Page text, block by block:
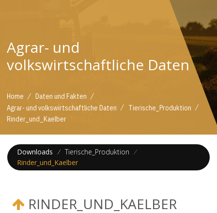
Agrar- und
volkswirtschaftliche Daten
Home / Daten und Fakten /
Agrar- und volkswirtschaftliche Daten / Tierische_Produktion /
Rinder_und_Kaelber
Downloads / Tierische_Produktion /
Rinder_und_Kaelber
RINDER_UND_KAELBER